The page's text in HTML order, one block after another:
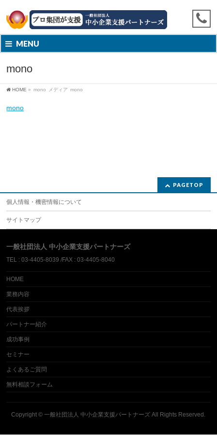
MENU
mono
HOME » mono メディア mono
mono
PAGETOP
個人情報・機密情報について
サイトマップ
一般社団法人 中小企業支援パートナーズ
TEL : 03-4405-8039 /FAX : 03-4405-8040
HOME
業務内容
代表挨拶
パートナー紹介
成功事例
セミナー
よくあるご質問
無料相談フォーム
Copyright ©一般社団法人 中小企業支援パートナーズ All Rights Reserved.